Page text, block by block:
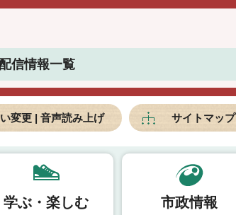
信情報一覧
変更 | 音声読み上げ サイトマップ
学ぶ・楽しむ 市政情報